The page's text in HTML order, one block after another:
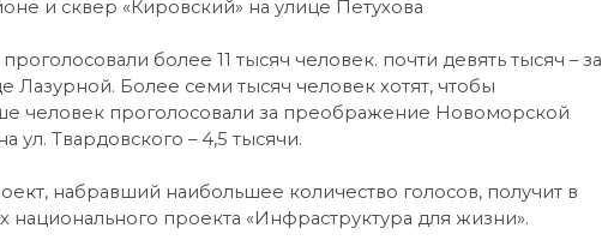
и сквер «Кировский» на улице Петухова
более 11 тысяч человек. почти девять тысяч – за
Более семи тысяч человек хотят, чтобы
человек проголосовали за преображение Новоморской
Твардовского – 4,5 тысячи.
набравший наибольшее количество голосов, получит в
проекта «Инфраструктура для жизни».